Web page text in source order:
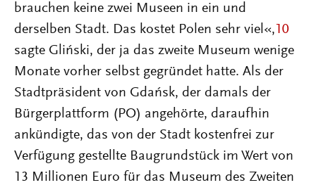
brauchen keine zwei Museen in ein und
derselben Stadt. Das kostet Polen sehr viel«,10
sagte Gliński, der ja das zweite Museum wenige
Monate vorher selbst gegründet hatte. Als der
Stadtpräsident von Gdańsk, der damals der
Bürgerplattform (PO) angehörte, daraufhin
ankündigte, das von der Stadt kostenfrei zur
Verfügung gestellte Baugrundstück im Wert von
13 Millionen Euro für das Museum des Zweiten